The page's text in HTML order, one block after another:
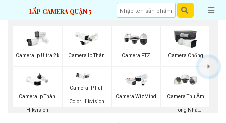
LẮP CAMERA QUẬN 5
Camera Ip Ultra 2k
Hikvision
Camera Ip Thân
Full Color
Camera PTZ
Hikvision
Camera Chống
Trộm Hikvision
Camera Ip Thân
Hikvision
Camera IP Full
Color Hikvision
Camera WizMind Camera Thu Âm
Trong Nhà